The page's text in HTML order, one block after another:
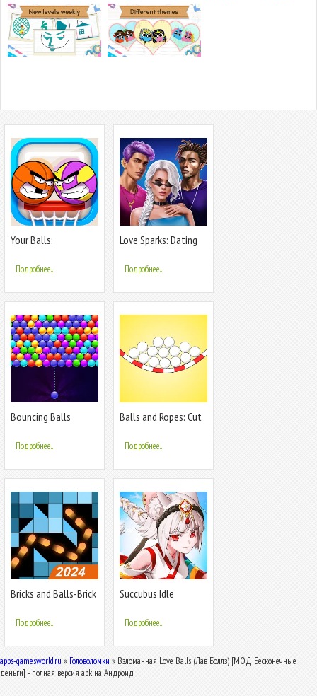
Your Balls:
Подробнее...
Love Sparks: Dating
Подробнее...
Bouncing Balls
Подробнее...
Balls and Ropes: Cut
Подробнее...
Bricks and Balls-Brick
Подробнее...
Succubus Idle
Подробнее...
apps-gamesworld.ru » Головоломки » Взломанная Love Balls (Лав Боллз) [МОД Бесконечные
деньги] - полная версия apk на Андроид